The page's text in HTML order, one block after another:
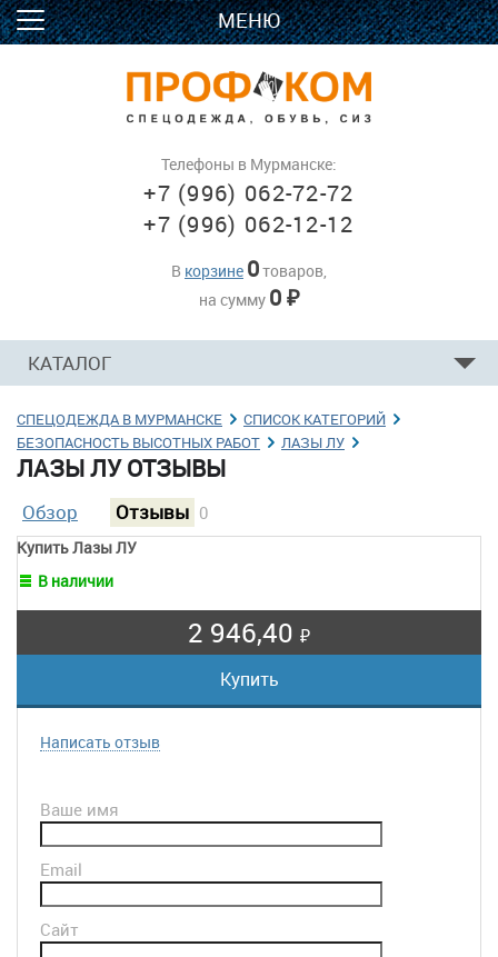
МЕНЮ
В корзине 0товаров,
на сумму 0 ₽
Телефоны в Мурманске:
+7 (996) 062-72-72
+7 (996) 062-12-12
КАТАЛОГ
СПЕЦОДЕЖДА В МУРМАНСКЕ → СПИСОК КАТЕГОРИЙ →
БЕЗОПАСНОСТЬ ВЫСОТНЫХ РАБОТ → ЛАЗЫ ЛУ →
ЛАЗЫ ЛУ ОТЗЫВЫ
Обзор Отзывы 0
Купить Лазы ЛУ
В наличии
2 946,40 ₽
Написать отзыв
Ваше имя
Email
Сайт